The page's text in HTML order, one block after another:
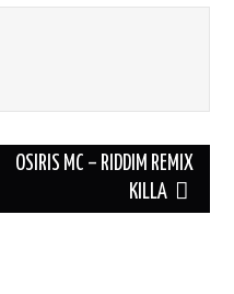
OSIRIS MC – RIDDIM REMIX
KILLA